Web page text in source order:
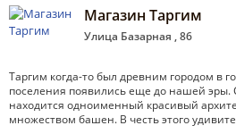
Магазин Таргим
Улица Базарная , 86
Таргим когда-то был древним городом в
поселения появились еще до нашей эры.
находится одноименный красивый
множеством башен. В честь этого